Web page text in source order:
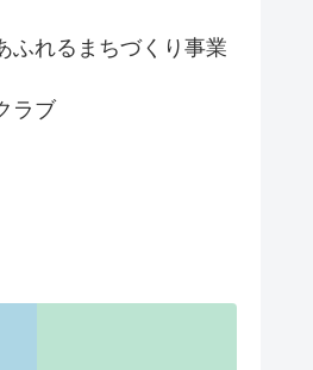
ふれるまちづくり事業
ラブ